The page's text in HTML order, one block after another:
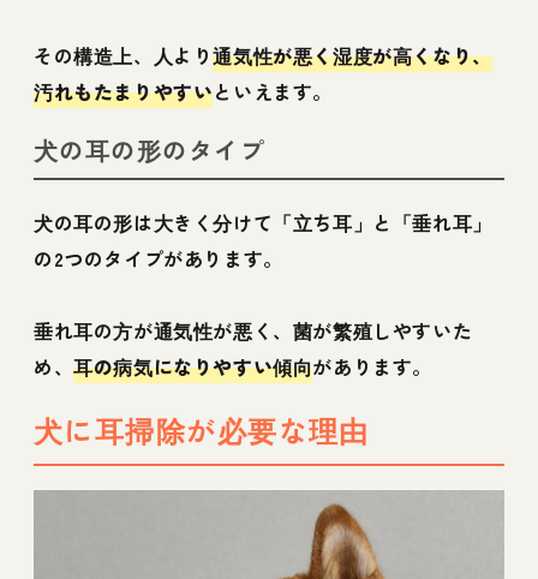
その構造上、人より通気性が悪く湿度が高くなり、
汚れもたまりやすいといえます。
犬の耳の形のタイプ
犬の耳の形は大きく分けて「立ち耳」と「垂れ耳」
の2つのタイプがあります。
垂れ耳の方が通気性が悪く、菌が繁殖しやすいた
め、耳の病気になりやすい傾向があります。
犬に耳掃除が必要な理由